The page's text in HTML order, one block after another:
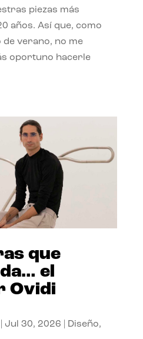
piezas más
años. Así que, como
de verano, no me
oportuno hacerle
que
el
Ovidi
Jul 30, 2026 Diseño,